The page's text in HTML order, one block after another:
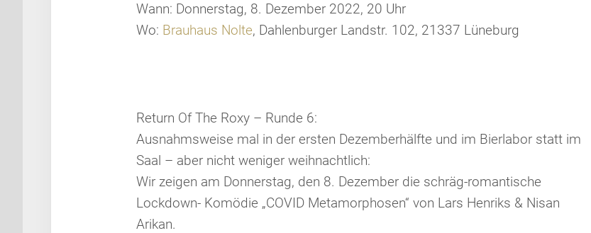
Wann: Donnerstag, 8. Dezember 2022, 20 Uhr
Wo: Brauhaus Nolte, Dahlenburger Landstr. 102, 21337 Lüneburg
Return Of The Roxy – Runde 6:
Ausnahmsweise mal in der ersten Dezemberhälfte und im Bierlabor statt im
Saal – aber nicht weniger weihnachtlich:
Wir zeigen am Donnerstag, den 8. Dezember die schräg-romantische
Lockdown- Komödie „COVID Metamorphosen“ von Lars Henriks & Nisan
Arikan.